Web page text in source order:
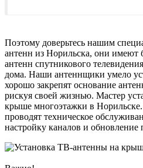
Поэтому доверьтесь нашим
антенн из Норильска, они имеют
антенн спутникового
дома. Наши антеннщики умело
хорошо закрепят основание
рискуя своей жизнью. Мастер
крыше многоэтажки в
проводят техническое
настройку каналов и обновление